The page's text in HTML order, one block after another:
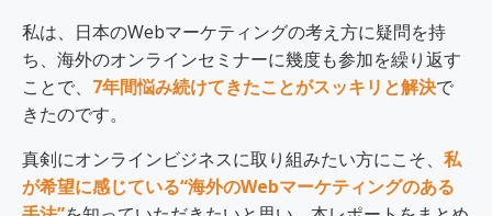
私は、日本のWebマーケティングの考え方に疑問を持
ち、海外のオンラインセミナーに幾度も参加を繰り返す
ことで、 7年間悩み続けてきたことがスッキリと解決で
きたのです。
真剣にオンラインビジネスに取り組みたい方にこそ、 私
が希望に感じている“海外のWebマーケティングのある